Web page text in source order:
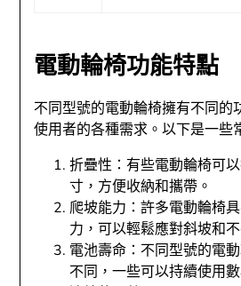
電動輪椅功能特點
不同型號的電動輪椅擁有不同的
使用者的各種需求。以下是一些
折疊性：有些電動輪椅可
寸，方便收納和攜帶。
爬坡能力：許多電動輪椅
力，可以輕鬆應對斜坡和
電池壽命：不同型號的電
不同，一些可以持續使用